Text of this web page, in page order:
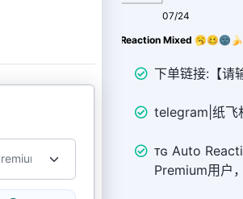
Negative Premium Auto Reaction Mixed
07/24
下单链接:【请
telegram|纸飞
ᴛɢ Auto
Premium用户